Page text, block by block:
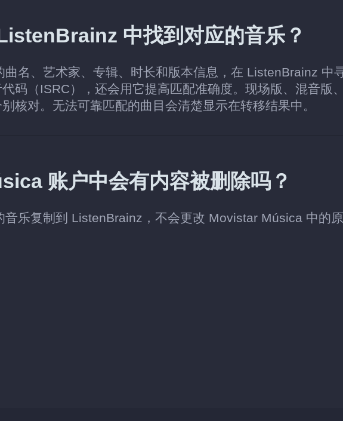
中找到对应的音乐？
名、艺术家、专辑、时长和版本信息，在 ListenBrainz 中
码（ISRC），还会用它提高匹配准确度。现场版、混音版
核对。无法可靠匹配的曲目会清楚显示在转移结果中。
账户中会有内容被删除吗？
乐复制到 ListenBrainz，不会更改 Movistar Música 中的